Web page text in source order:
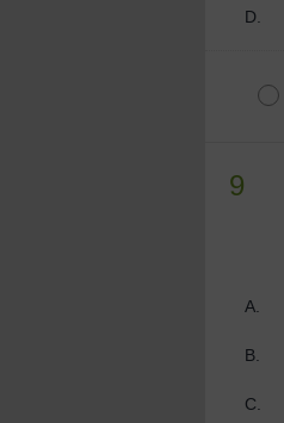
D.
9
A.
B.
C.